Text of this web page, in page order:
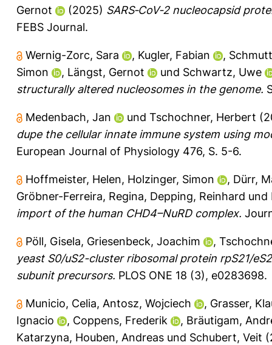
Gernot
(2025) SARS‐CoV‐2 nucleocapsid
FEBS Journal.
Wernig-Zorc, Sara , Kugler, Fabian ,
Simon
, Längst, Gernot und Schwartz, Uwe
structurally altered nucleosomes in the genome.
Medenbach, Jan und Tschochner, Herbert
dupe the cellular innate immune system using
European Journal of Physiology 476, S. 5-6.
Hoffmeister, Helen, Holzinger, Simon , Dürr,
Gröbner-Ferreira, Regina, Depping, Reinhard und
import of the human CHD4–NuRD complex.
Pöll, Gisela, Griesenbeck, Joachim ,
yeast S0/uS2-cluster ribosomal protein rpS21/
subunit precursors. PLOS ONE 18 (3), e0283698.
Municio, Celia, Antosz, Wojciech , Grasser,
Ignacio
, Coppens, Frederik , Bräutigam,
Katarzyna, Houben, Andreas und Schubert, Veit